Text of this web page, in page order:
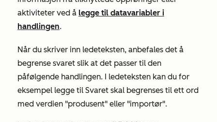
aktiviteter ved å legge til datavariabler i
handlingen.
Når du skriver inn ledeteksten, anbefales det å
begrense svaret slik at det passer til den
påfølgende handlingen. I ledeteksten kan du for
eksempel legge til Svaret skal begrenses til ett ord
med verdien "produsent" eller "importør".